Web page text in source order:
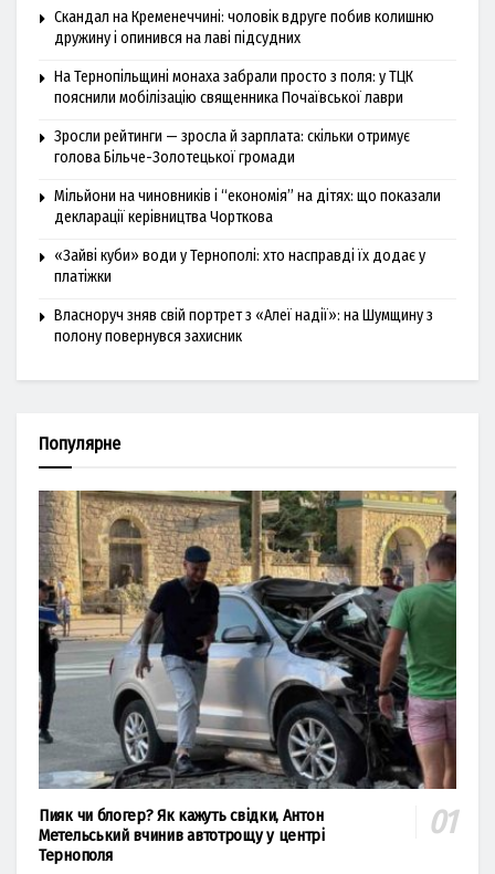
Скандал на Кременеччині: чоловік вдруге побив колишню
дружину і опинився на лаві підсудних
На Тернопільщині монаха забрали просто з поля: у ТЦК
пояснили мобілізацію священника Почаївської лаври
Зросли рейтинги — зросла й зарплата: скільки отримує
голова Більче-Золотецької громади
Мільйони на чиновників і “економія” на дітях: що показали
декларації керівництва Чорткова
«Зайві куби» води у Тернополі: хто насправді їх додає у
платіжки
Власноруч зняв свій портрет з «Алеї надії»: на Шумщину з
полону повернувся захисник
Популярне
Пияк чи блогер? Як кажуть свідки, Антон
Метельський вчинив автотрощу у центрі
Тернополя